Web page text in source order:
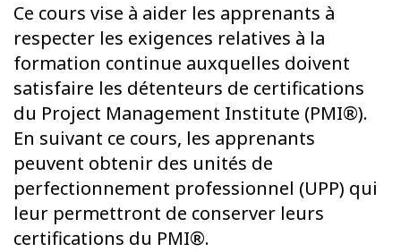
Ce cours vise à aider les apprenants à
respecter les exigences relatives à la
formation continue auxquelles doivent
satisfaire les détenteurs de certifications
du Project Management Institute (PMI®).
En suivant ce cours, les apprenants
peuvent obtenir des unités de
perfectionnement professionnel (UPP) qui
leur permettront de conserver leurs
certifications du PMI®.